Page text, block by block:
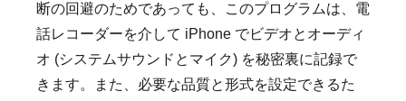
断の回避のためであっても、このプログラムは、電
話レコーダーを介して iPhone でビデオとオーディ
オ (システムサウンドとマイク) を秘密裏に記録で
きます。また、必要な品質と形式を設定できるた